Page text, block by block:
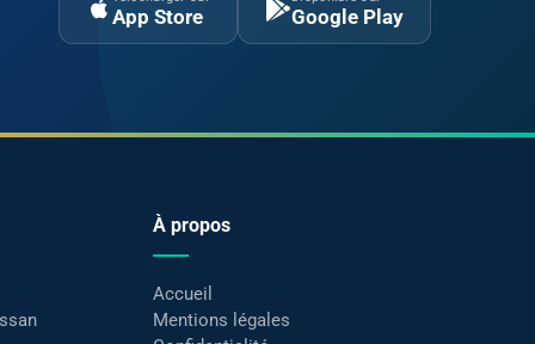
App Store Google Play
À propos
Accueil
Mentions légales